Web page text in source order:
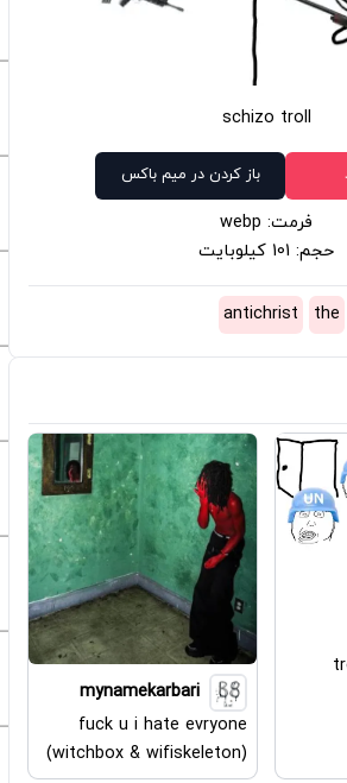
schizo troll
باز کردن در میم باکس
فرمت: webp
حجم: 101 کیلوبایت
the
antichrist
mynamekarbari
fuck u i hate evryone
(witchbox & wifiskeleton)